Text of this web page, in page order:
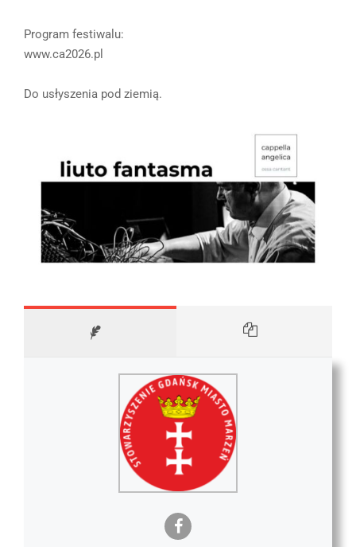
Program festiwalu:
www.ca2026.pl
Do usłyszenia pod ziemią.